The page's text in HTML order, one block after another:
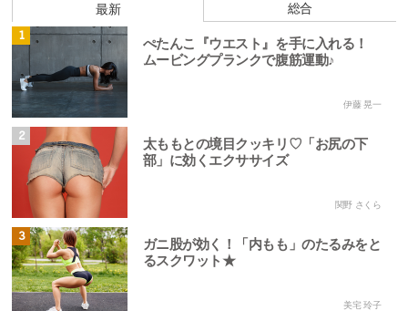
最新 総合
1
ぺたんこ『ウエスト』を手に入れる！
ムービングプランクで腹筋運動♪
伊藤 晃一
2
太ももとの境目クッキリ♡「お尻の下
部」に効くエクササイズ
関野 さくら
3
ガニ股が効く！「内もも」のたるみをと
るスクワット★
美宅 玲子